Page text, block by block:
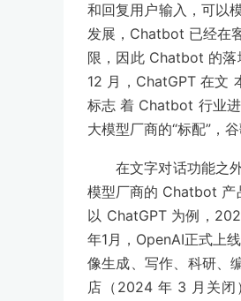
和回复用户输入，可以
发展，Chatbot 已经在
限，因此 Chatbot 的落
12 月，ChatGPT 在文
标志 着 Chatbot 行业
大模型厂商的“标配”，
在文字对话功能之
模型厂商的 Chatbot 产
以 ChatGPT 为例，
年1月，OpenAI正式上
像生成、写作、科研、
店（2024 年 3 月关闭